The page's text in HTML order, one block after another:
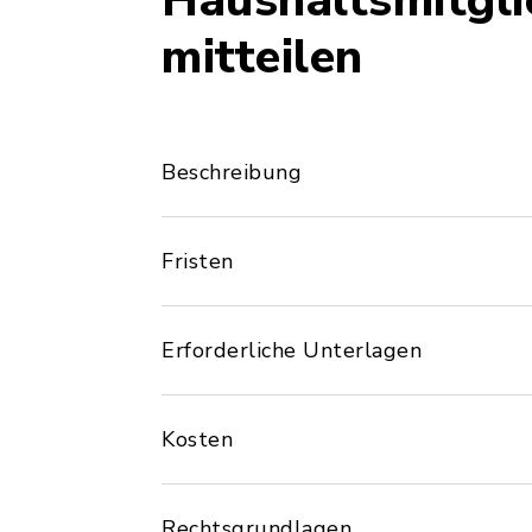
mitteilen
Beschreibung
Fristen
Erforderliche Unterlagen
Kosten